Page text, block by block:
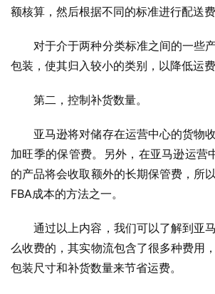
额核算，然后根据不同的标准进行配送费
对于介于两种分类标准之间的一些
包装，使其归入较小的类别，以降低运费
第二，控制补货数量。
亚马逊将对储存在运营中心的货物
加旺季的保管费。另外，在亚马逊运营
的产品将会收取额外的长期保管费，所
FBA成本的方法之一。
通过以上内容，我们可以了解到亚
么收费的，其实物流包含了很多种费用
包装尺寸和补货数量来节省运费。